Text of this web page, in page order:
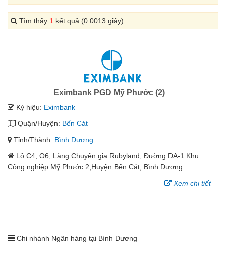
Tìm thấy 1 kết quả (0.0013 giây)
Eximbank PGD Mỹ Phước (2)
Ký hiệu: Eximbank
Quận/Huyện: Bến Cát
Tỉnh/Thành: Bình Dương
Lô C4, O6, Làng Chuyên gia Rubyland, Đường DA-1 Khu
Công nghiệp Mỹ Phước 2,Huyện Bến Cát, Bình Dương
Xem chi tiết
Chi nhánh Ngân hàng tại Bình Dương